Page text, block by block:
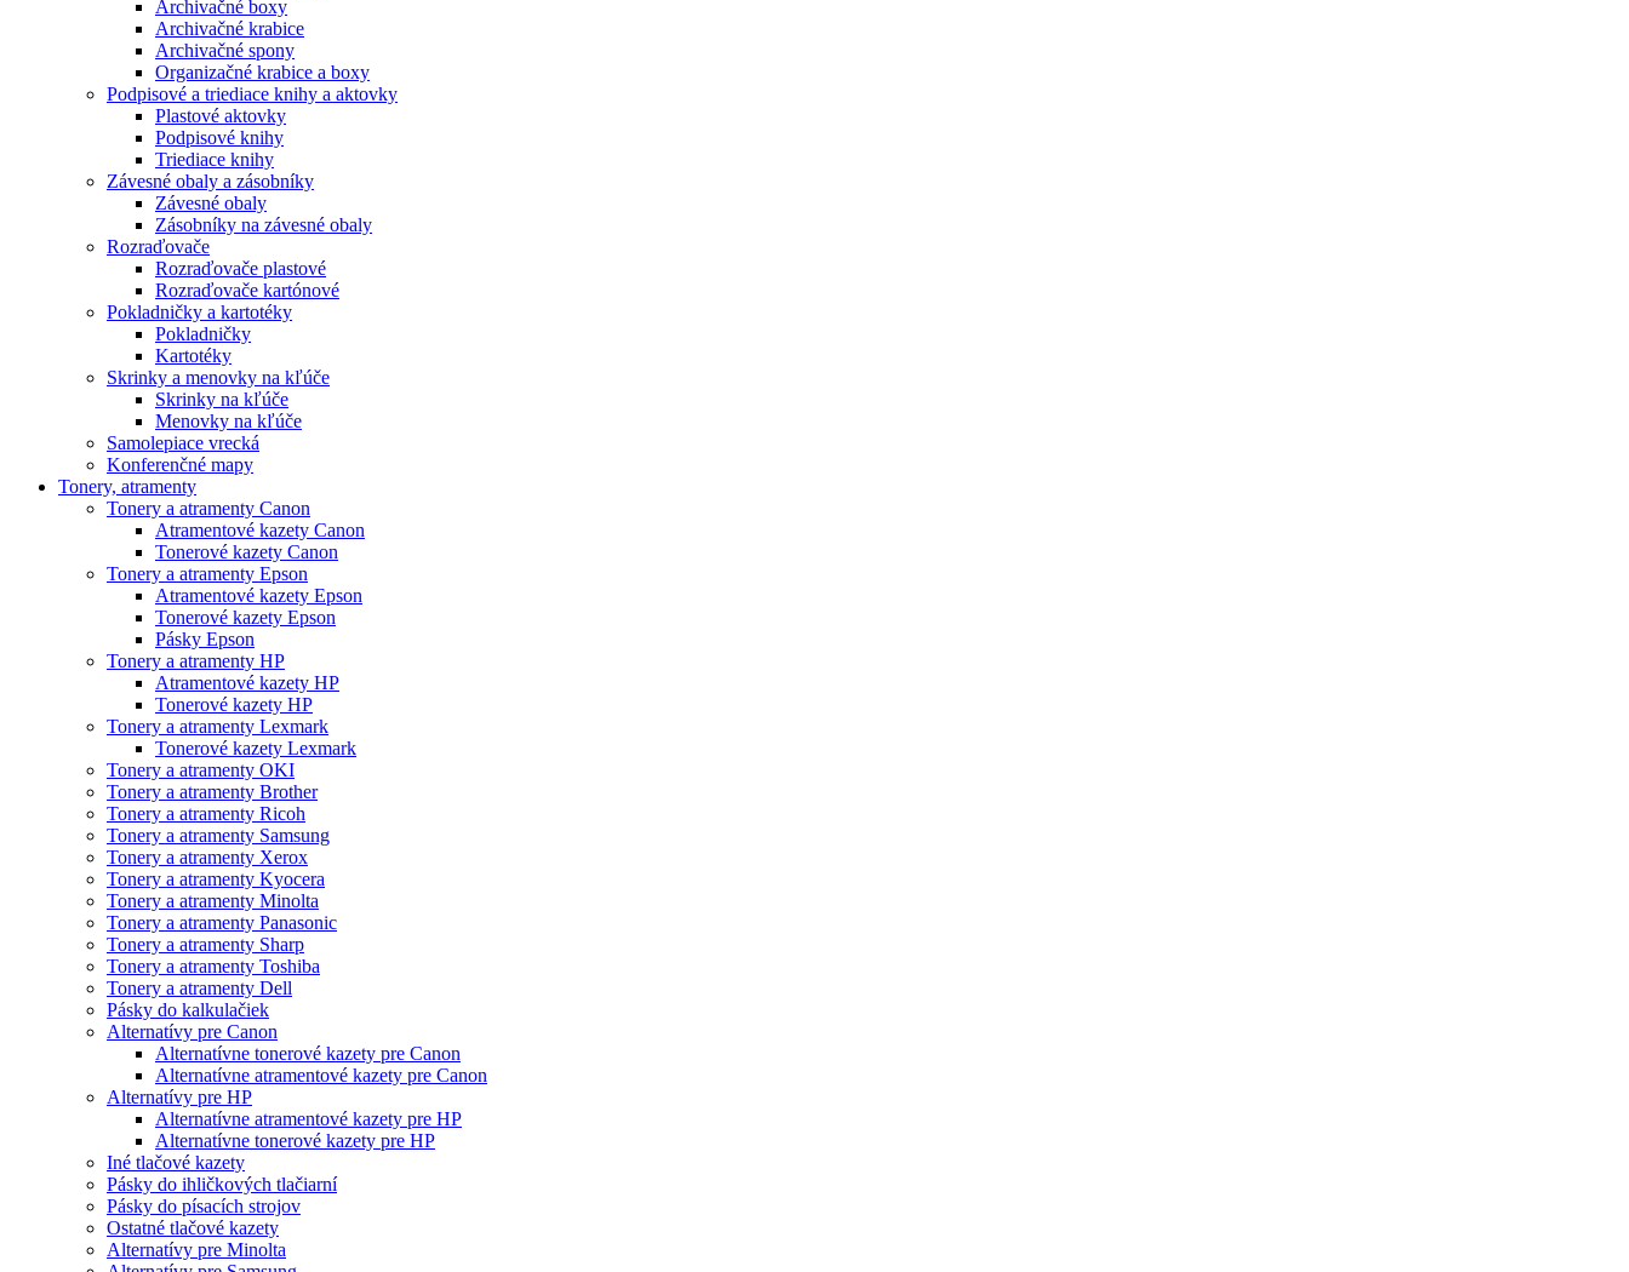
Archivačné boxy
Archivačné krabice
Archivačné spony
Organizačné krabice a boxy
Podpisové a triediace knihy a aktovky
Plastové aktovky
Podpisové knihy
Triediace knihy
Závesné obaly a zásobníky
Závesné obaly
Zásobníky na závesné obaly
Rozraďovače
Rozraďovače plastové
Rozraďovače kartónové
Pokladničky a kartotéky
Pokladničky
Kartotéky
Skrinky a menovky na kľúče
Skrinky na kľúče
Menovky na kľúče
Samolepiace vrecká
Konferenčné mapy
Tonery, atramenty
Tonery a atramenty Canon
Atramentové kazety Canon
Tonerové kazety Canon
Tonery a atramenty Epson
Atramentové kazety Epson
Tonerové kazety Epson
Pásky Epson
Tonery a atramenty HP
Atramentové kazety HP
Tonerové kazety HP
Tonery a atramenty Lexmark
Tonerové kazety Lexmark
Tonery a atramenty OKI
Tonery a atramenty Brother
Tonery a atramenty Ricoh
Tonery a atramenty Samsung
Tonery a atramenty Xerox
Tonery a atramenty Kyocera
Tonery a atramenty Minolta
Tonery a atramenty Panasonic
Tonery a atramenty Sharp
Tonery a atramenty Toshiba
Tonery a atramenty Dell
Pásky do kalkulačiek
Alternatívy pre Canon
Alternatívne tonerové kazety pre Canon
Alternatívne atramentové kazety pre Canon
Alternatívy pre HP
Alternatívne atramentové kazety pre HP
Alternatívne tonerové kazety pre HP
Iné tlačové kazety
Pásky do ihličkových tlačiarní
Pásky do písacích strojov
Ostatné tlačové kazety
Alternatívy pre Minolta